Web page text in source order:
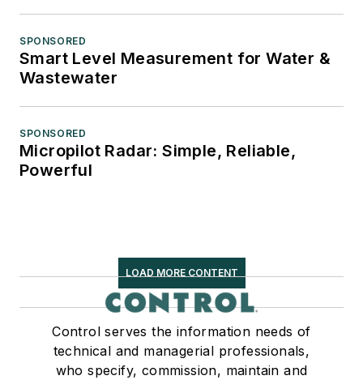
SPONSORED
Smart Level Measurement for Water &
Wastewater
SPONSORED
Micropilot Radar: Simple, Reliable,
Powerful
LOAD MORE CONTENT
Control serves the information needs of
technical and managerial professionals,
who specify, commission, maintain and